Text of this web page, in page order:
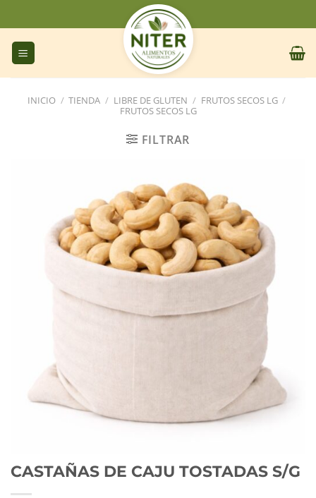
al
contenido
INICIO / TIENDA / LIBRE DE GLUTEN / FRUTOS SECOS LG /
FRUTOS SECOS LG
FILTRAR
CASTAÑAS DE CAJU TOSTADAS S/G